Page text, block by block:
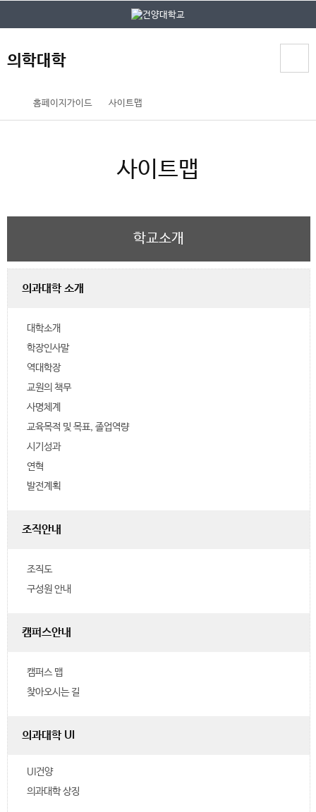
의학대학
페
홈페이지가이드 사이트맵
사이트맵
학교소개
의과대학 소개
대학소개
학장인사말
역대학장
교원의 책무
사명체계
교육목적 및 목표, 졸업역량
시기성과
연혁
발전계획
조직안내
조직도
구성원 안내
캠퍼스안내
캠퍼스 맵
찾아오시는 길
의과대학 UI
UI건양
의과대학 상징